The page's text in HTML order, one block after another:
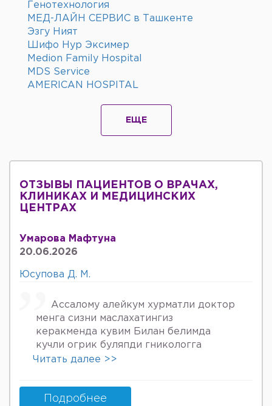
Генотехнология
МЕД-ЛАЙН СЕРВИС в Ташкенте
Эзгу Ният
Шифо Нур Эксимер
Medion Family Hospital
MDS Service
AMERICAN HOSPITAL
ЕЩЕ
ОТЗЫВЫ ПАЦИЕНТОВ О ВРАЧАХ,
КЛИНИКАХ И МЕДИЦИНСКИХ
ЦЕНТРАХ
Умарова Мафтуна
20.06.2026
Юсупова Д. М.
Ассалому алейкум хурматли доктор
менга сизни маслахатингиз
керакменда кувим Билан белимда
кучли огрик буляпди гникологга
онкологов уролога хирурга учрадим
куйдирдик лекин фойдаси булмаяпди
охири вирус бормикин деган фикрга
Читать далее >>
Подробнее